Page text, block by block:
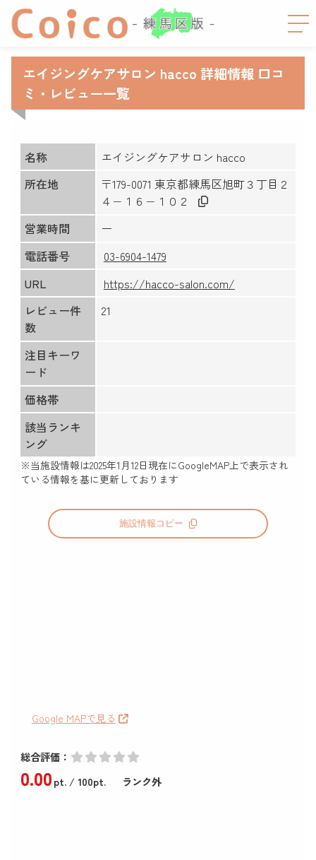
エイジングケアサロン hacco 詳細情報 口コ
ミ・レビュー一覧
名称
エイジングケアサロン hacco
所在地
〒179-0071 東京都練馬区旭町３丁目２
４−１６−１０２
営業時間
ー
電話番号
03-6904-1479
URL
https://hacco-salon.com/
レビュー件
数
21
注目キーワ
ード
価格帯
該当ランキ
ング
※当施設情報は2025年1月12日現在にGoogleMAP上で表示され
ている情報を基に更新しております
施設情報コピー
Google MAPで見る
総合評価：
0.00pt./ 100pt. ランク外